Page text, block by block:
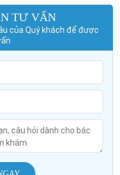
TƯ VẤN
của Quý khách để được